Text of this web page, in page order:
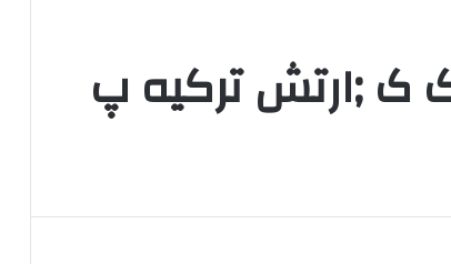
ک ;ارتش ترکیه پ